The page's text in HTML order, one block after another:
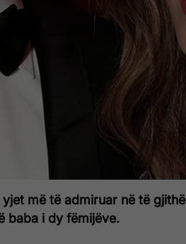
më të admiruar në të gjithë
baba i dy fëmijëve.